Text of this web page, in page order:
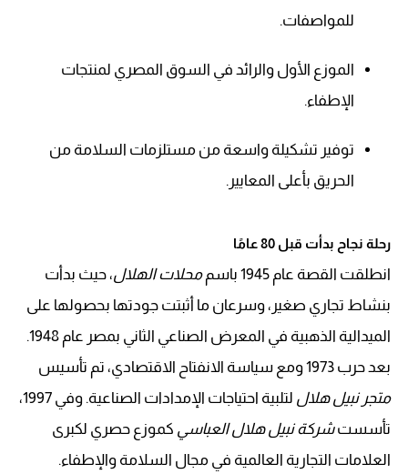
للمواصفات.
الموزع الأول والرائد في السوق المصري لمنتجات
الإطفاء.
توفير تشكيلة واسعة من مستلزمات السلامة من
الحريق بأعلى المعايير.
رحلة نجاح بدأت قبل 80 عامًا
انطلقت القصة عام 1945 باسم محلات الهلال، حيث بدأت
بنشاط تجاري صغير، وسرعان ما أثبتت جودتها بحصولها على
الميدالية الذهبية في المعرض الصناعي الثاني بمصر عام 1948.
بعد حرب 1973 ومع سياسة الانفتاح الاقتصادي، تم تأسيس
متجر نبيل هلال
لتلبية احتياجات الإمدادات الصناعية. وفي 1997،
تأسستشركة نبيل هلال العباسي كموزع حصري لكبرى
العلامات التجارية العالمية في مجال السلامة والإطفاء.